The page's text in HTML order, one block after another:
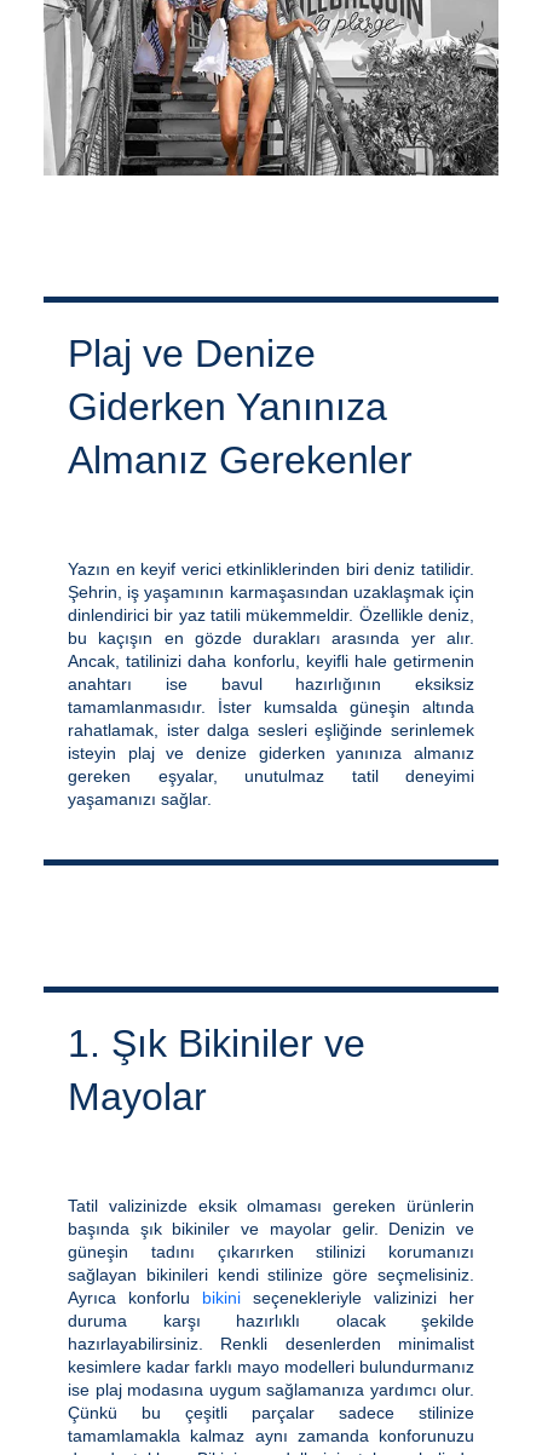
Plaj ve Denize
Giderken Yanınıza
Almanız Gerekenler
Yazın en keyif verici etkinliklerinden biri deniz tatilidir.
Şehrin, iş yaşamının karmaşasından uzaklaşmak için
dinlendirici bir yaz tatili mükemmeldir. Özellikle deniz,
bu kaçışın en gözde durakları arasında yer alır.
Ancak, tatilinizi daha konforlu, keyifli hale getirmenin
anahtarı ise bavul hazırlığının eksiksiz
tamamlanmasıdır. İster kumsalda güneşin altında
rahatlamak, ister dalga sesleri eşliğinde serinlemek
isteyin plaj ve denize giderken yanınıza almanız
gereken eşyalar, unutulmaz tatil deneyimi
yaşamanızı sağlar.
1. Şık Bikiniler ve
Mayolar
Tatil valizinizde eksik olmaması gereken ürünlerin
başında şık bikiniler ve mayolar gelir. Denizin ve
güneşin tadını çıkarırken stilinizi korumanızı
sağlayan bikinileri kendi stilinize göre seçmelisiniz.
Ayrıca konforlu bikini seçenekleriyle valizinizi her
duruma karşı hazırlıklı olacak şekilde
hazırlayabilirsiniz. Renkli desenlerden minimalist
kesimlere kadar farklı mayo modelleri bulundurmanız
ise plaj modasına uygum sağlamanıza yardımcı olur.
Çünkü bu çeşitli parçalar sadece stilinize
tamamlamakla kalmaz aynı zamanda konforunuzu